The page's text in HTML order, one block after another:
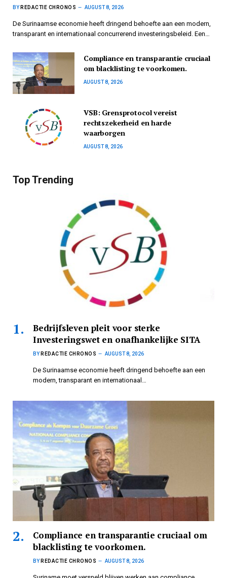
BY REDACTIE CHRONOS AUGUST 8, 2026
De Surinaamse economie heeft dringend behoefte aan een modern,
transparant en internationaal concurrerend investeringsbeleid. Een…
Compliance en transparantie cruciaal
om blacklisting te voorkomen.
AUGUST 8, 2026
VSB: Grensprotocol vereist
rechtszekerheid en harde
waarborgen
AUGUST 8, 2026
Top Trending
Bedrijfsleven pleit voor sterke
Investeringswet en onafhankelijke SITA
BY REDACTIE CHRONOS AUGUST 8, 2026
De Surinaamse economie heeft dringend behoefte aan een
modern, transparant en internationaal…
Compliance en transparantie cruciaal om
blacklisting te voorkomen.
BY REDACTIE CHRONOS AUGUST 8, 2026